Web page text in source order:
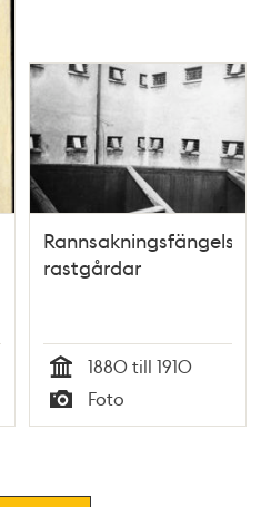
Rannsakningsfängelsets
rastgårdar
Tid
1880 till 1910
Typ
Foto